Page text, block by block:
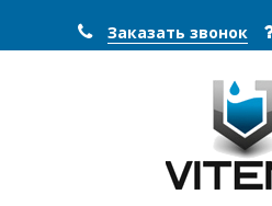
Заказать звонок